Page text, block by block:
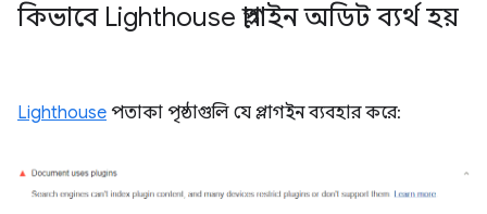
কিভাবে Lighthouse প্লাগইন অডিট ব্যর্থ হয়
Lighthouse পতাকা পৃষ্ঠাগুলি যে প্লাগইন ব্যবহার করে: